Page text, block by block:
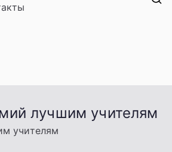
Свердловской области
лучшим учителям
учителям